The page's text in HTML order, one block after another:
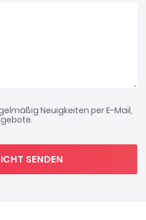
Neuigkeiten per E-Mail,
SENDEN